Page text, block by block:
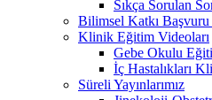
Sıkça Sorulan
Bilimsel Katkı Başvuru
Klinik Eğitim Videoları
Gebe Okulu
İç Hastalıkları
Süreli Yayınlarımız